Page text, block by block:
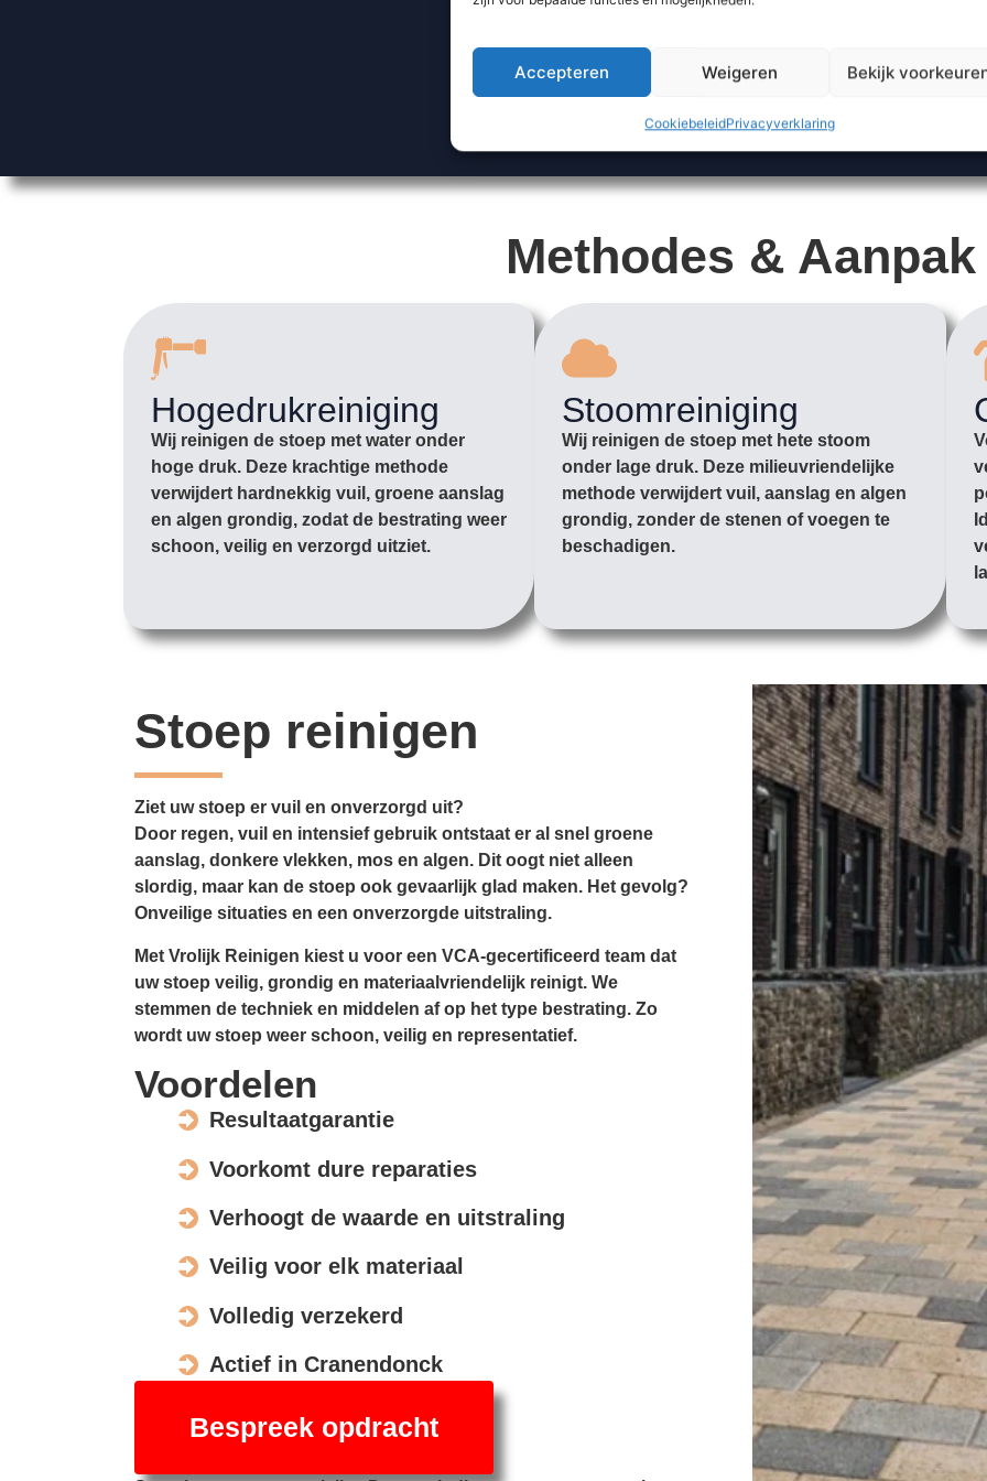
Accepteren Weigeren Bekijk
CookiebeleidPrivacyverklaring
Methodes & Aanpak
Hogedrukreiniging
Wij reinigen de stoep met water onder
hoge druk. Deze krachtige methode
verwijdert hardnekkig vuil, groene aanslag
en algen grondig, zodat de bestrating weer
schoon, veilig en verzorgd uitziet.
Stoomreiniging
Wij reinigen de stoep met hete stoom
onder lage druk. Deze milieuvriendelijke
methode verwijdert vuil, aanslag en algen
grondig, zonder de stenen of voegen te
beschadigen.
Stoep reinigen
Ziet uw stoep er vuil en onverzorgd uit?
Door regen, vuil en intensief gebruik ontstaat er al snel groene
aanslag, donkere vlekken, mos en algen. Dit oogt niet alleen
slordig, maar kan de stoep ook gevaarlijk glad maken. Het gevolg?
Onveilige situaties en een onverzorgde uitstraling.
Met Vrolijk Reinigen kiest u voor een VCA-gecertificeerd team dat
uw stoep veilig, grondig en materiaalvriendelijk reinigt. We
stemmen de techniek en middelen af op het type bestrating. Zo
wordt uw stoep weer schoon, veilig en representatief.
Voordelen
Resultaatgarantie
Voorkomt dure reparaties
Verhoogt de waarde en uitstraling
Veilig voor elk materiaal
Volledig verzekerd
Actief in Cranendonck
Bespreek opdracht